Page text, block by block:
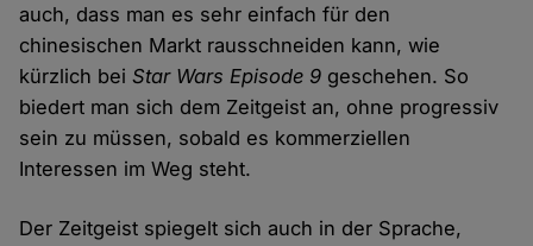
auch, dass man es sehr einfach für den
chinesischen Markt rausschneiden kann, wie
kürzlich beiStar Wars Episode 9 geschehen. So
biedert man sich dem Zeitgeist an, ohne progressiv
sein zu müssen, sobald es kommerziellen
Interessen im Weg steht.
Der Zeitgeist spiegelt sich auch in der Sprache,